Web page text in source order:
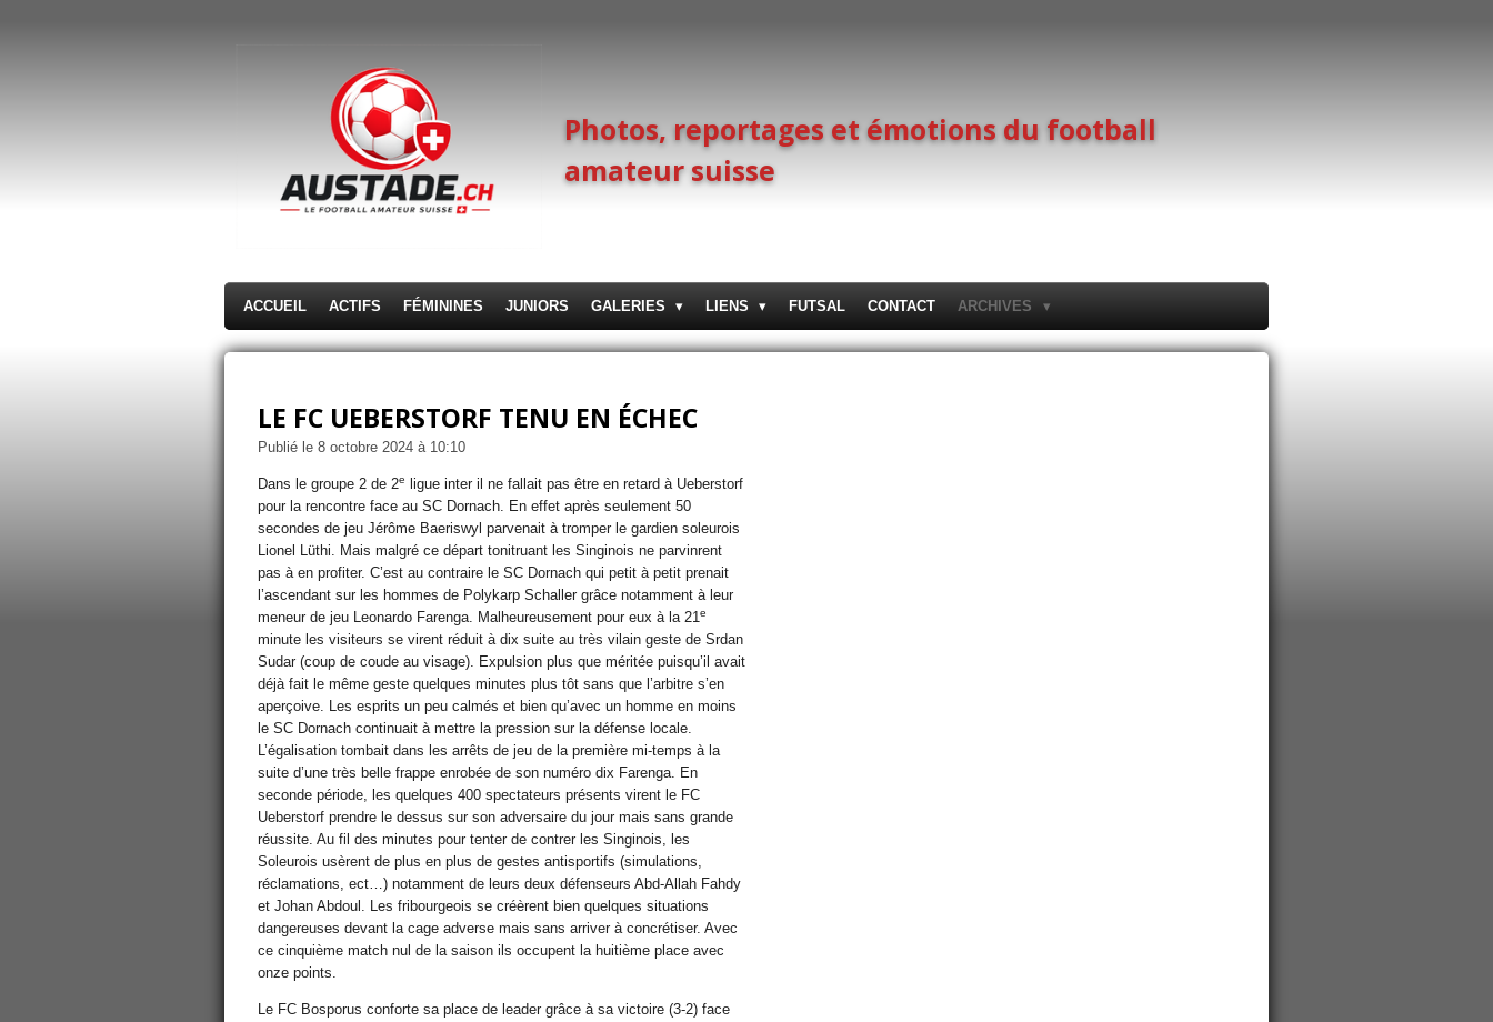
Photos, reportages et émotions du football
amateur suisse
ACCUEIL ACTIFS FÉMININES JUNIORS GALERIES LIENS FUTSAL CONTACT ARCHIVES
LE FC UEBERSTORF TENU EN ÉCHEC
Publié le 8 octobre 2024 à 10:10
Dans le groupe 2 de 2e
ligue inter il ne fallait pas être en retard à Ueberstorf
pour la rencontre face au SC Dornach. En effet après seulement 50
secondes de jeu Jérôme Baeriswyl parvenait à tromper le gardien soleurois
Lionel Lüthi. Mais malgré ce départ tonitruant les Singinois ne parvinrent
pas à en profiter. C’est au contraire le SC Dornach qui petit à petit prenait
l’ascendant sur les hommes de Polykarp Schaller grâce notamment à leur
meneur de jeu Leonardo Farenga. Malheureusement pour eux à la 21e
minute les visiteurs se virent réduit à dix suite au très vilain geste de Srdan
Sudar (coup de coude au visage). Expulsion plus que méritée puisqu’il avait
déjà fait le même geste quelques minutes plus tôt sans que l’arbitre s’en
aperçoive. Les esprits un peu calmés et bien qu’avec un homme en moins
le SC Dornach continuait à mettre la pression sur la défense locale.
L’égalisation tombait dans les arrêts de jeu de la première mi-temps à la
suite d’une très belle frappe enrobée de son numéro dix Farenga. En
seconde période, les quelques 400 spectateurs présents virent le FC
Ueberstorf prendre le dessus sur son adversaire du jour mais sans grande
réussite. Au fil des minutes pour tenter de contrer les Singinois, les
Soleurois usèrent de plus en plus de gestes antisportifs (simulations,
réclamations, ect…) notamment de leurs deux défenseurs Abd-Allah Fahdy
et Johan Abdoul. Les fribourgeois se créèrent bien quelques situations
dangereuses devant la cage adverse mais sans arriver à concrétiser. Avec
ce cinquième match nul de la saison ils occupent la huitième place avec
onze points.
Le FC Bosporus conforte sa place de leader grâce à sa victoire (3-2) face